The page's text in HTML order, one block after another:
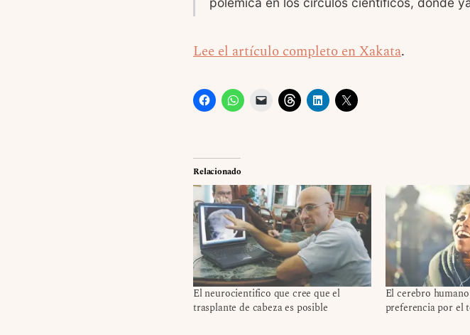
Lee el artículo completo en Xakata.
Relacionado
El neurocientifico que cree que el
trasplante de cabeza es posible
El cerebro
preferencia por el